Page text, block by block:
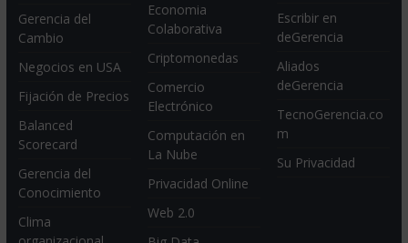
Gerencia del
Cambio
Negocios en USA
Fijación de Precios
Balanced
Scorecard
Gerencia del
Conocimiento
Clima
Economia
Colaborativa
Criptomonedas
Comercio
Electrónico
Computación en
La Nube
Privacidad Online
Web 2.0
Escribir en
deGerencia
Aliados
deGerencia
TecnoGerencia.co
m
Su Privacidad